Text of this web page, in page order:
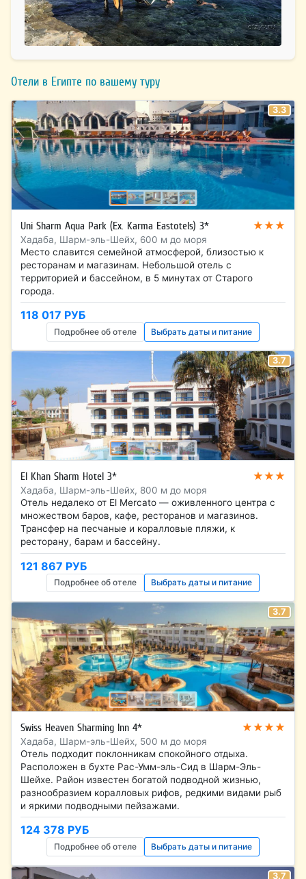
Отели в Египте по вашему туру
3.3
Uni Sharm Aqua Park (Ex. Karma Eastotels) 3* ★★★
Хадаба, Шарм-эль-Шейх, 600 м до моря
Место славится семейной атмосферой, близостью к
ресторанам и магазинам. Небольшой отель с
территорией и бассейном, в 5 минутах от Старого
города.
118 017 РУБ
Подробнее об отеле Выбрать даты и питание
3.7
El Khan Sharm Hotel 3* ★★★
Хадаба, Шарм-эль-Шейх, 800 м до моря
Отель недалеко от El Mercato — оживленного центра с
множеством баров, кафе, ресторанов и магазинов.
Трансфер на песчаные и коралловые пляжи, к
ресторану, барам и бассейну.
121 867 РУБ
Подробнее об отеле Выбрать даты и питание
3.7
Swiss Heaven Sharming Inn 4* ★★★★
Хадаба, Шарм-эль-Шейх, 500 м до моря
Отель подходит поклонникам спокойного отдыха.
Расположен в бухте Рас-Умм-эль-Сид в Шарм-Эль-
Шейхе. Район известен богатой подводной жизнью,
разнообразием коралловых рифов, редкими видами рыб
и яркими подводными пейзажами.
124 378 РУБ
Подробнее об отеле Выбрать даты и питание
3.7